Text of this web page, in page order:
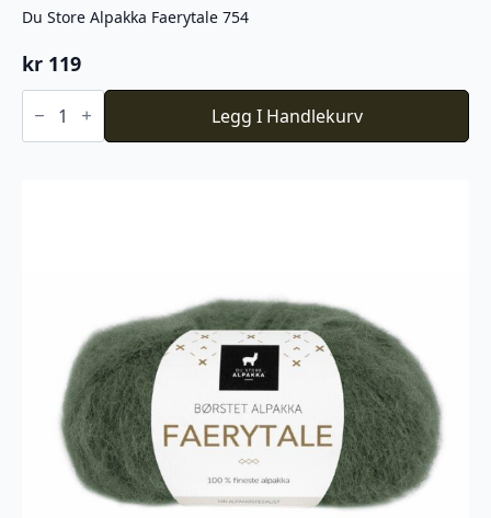
Du Store Alpakka Faerytale 754
kr 119
Du
Store
Faerytale
Legg I Handlekurv